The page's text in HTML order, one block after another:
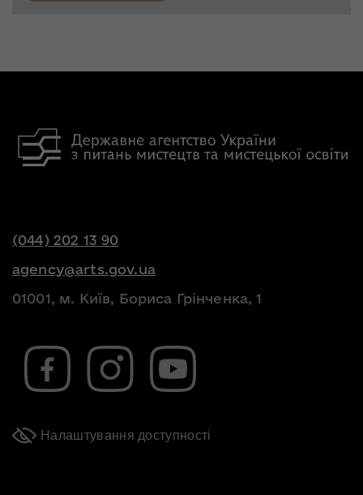
(044) 202 13 90
agency@arts.gov.ua
01001, м. Київ, Бориса Грінченка, 1
Налаштування доступності